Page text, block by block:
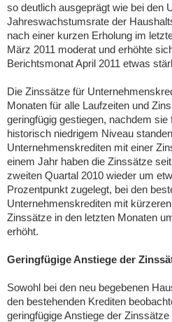
so deutlich ausgeprägt wie bei den
Jahreswachstumsrate der
nach einer kurzen Erholung im
März 2011 moderat und erhöhte
Berichtsmonat April 2011 etwas
Die Zinssätze für
Monaten für alle Laufzeiten und
geringfügig gestiegen, nachdem sie
historisch niedrigem Niveau
Unternehmenskrediten mit einer
einem Jahr haben die Zinssätze
zweiten Quartal 2010 wieder um
Prozentpunkt zugelegt, bei den
Unternehmenskrediten mit
Zinssätze in den letzten Monaten
erhöht.
Geringfügige Anstiege der
Sowohl bei den neu begebenen
den bestehenden Krediten
geringfügige Anstiege der Zinssätze